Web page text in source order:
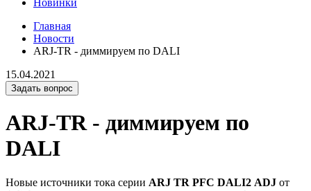
Новинки
Главная
Новости
ARJ-TR - диммируем по DALI
15.04.2021
Задать вопрос
ARJ-TR - диммируем по
DALI
Новые источники тока серии ARJ TR PFC DALI2 ADJ от